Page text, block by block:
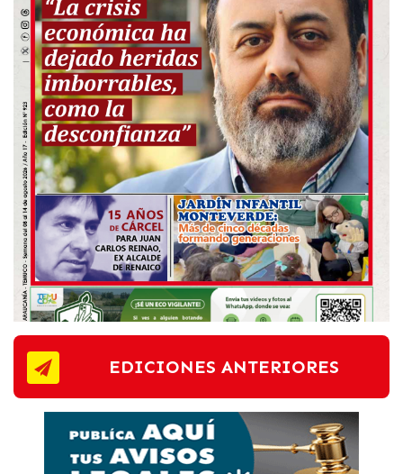
EDICIONES ANTERIORES